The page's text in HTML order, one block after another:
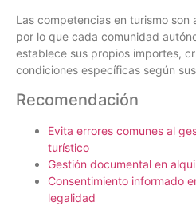
Las competencias en turismo son
por lo que cada comunidad
establece sus propios importes,
condiciones específicas según
Recomendación
Evita errores comunes al
turístico
Gestión documental en
Consentimiento informado
legalidad